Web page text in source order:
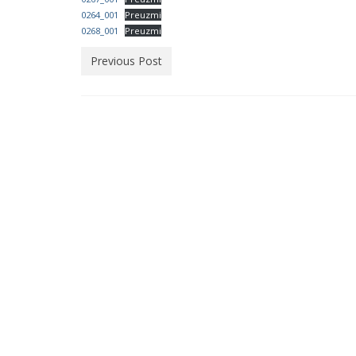
0264_001
Preuzmi
0268_001
Preuzmi
Previous Post